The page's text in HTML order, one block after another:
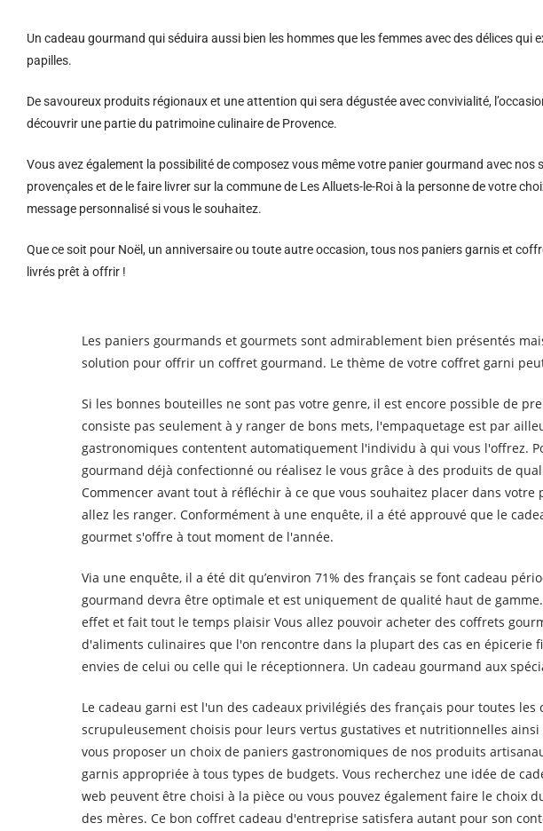
Un cadeau gourmand qui séduira aussi bien les hommes que les femmes avec des délices qui
papilles.
De savoureux produits régionaux et une attention qui sera dégustée avec convivialité,
découvrir une partie du patrimoine culinaire de Provence.
Vous avez également la possibilité de composez vous même votre panier gourmand avec nos
provençales et de le faire livrer sur la commune de Les Alluets-le-Roi à la personne de votre
message personnalisé si vous le souhaitez.
Que ce soit pour Noël, un anniversaire ou toute autre occasion, tous nos paniers garnis et
livrés prêt à offrir !
Les paniers gourmands et gourmets sont admirablement bien présentés
solution pour offrir un coffret gourmand. Le thème de votre coffret garni
Si les bonnes bouteilles ne sont pas votre genre, il est encore possible de
consiste pas seulement à y ranger de bons mets, l'empaquetage est par
gastronomiques contentent automatiquement l'individu à qui vous l'offrez.
gourmand déjà confectionné ou réalisez le vous grâce à des produits de
Commencer avant tout à réfléchir à ce que vous souhaitez placer dans
allez les ranger. Conformément à une enquête, il a été approuvé que le
gourmet s'offre à tout moment de l'année.
Via une enquête, il a été dit qu’environ 71% des français se font cadeau
gourmand devra être optimale et est uniquement de qualité haut de
effet et fait tout le temps plaisir Vous allez pouvoir acheter des coffrets
d'aliments culinaires que l'on rencontre dans la plupart des cas en
envies de celui ou celle qui le réceptionnera. Un cadeau gourmand aux
Le cadeau garni est l'un des cadeaux privilégiés des français pour toutes
scrupuleusement choisis pour leurs vertus gustatives et nutritionnelles
vous proposer un choix de paniers gastronomiques de nos produits
garnis appropriée à tous types de budgets. Vous recherchez une idée de
web peuvent être choisi à la pièce ou vous pouvez également faire le choix
des mères. Ce bon coffret cadeau d'entreprise satisfera autant pour son